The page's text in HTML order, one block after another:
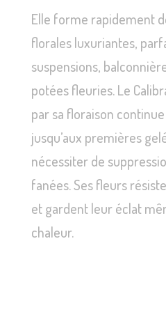
Elle forme rapidement
florales luxuriantes,
suspensions,
potées fleuries. Le
par sa floraison
jusqu’aux premières
nécessiter de
fanées. Ses fleurs
et gardent leur éclat
chaleur.